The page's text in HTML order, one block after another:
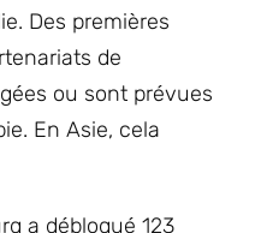
Des premières
de
ou sont prévues
En Asie, cela
a débloqué 123